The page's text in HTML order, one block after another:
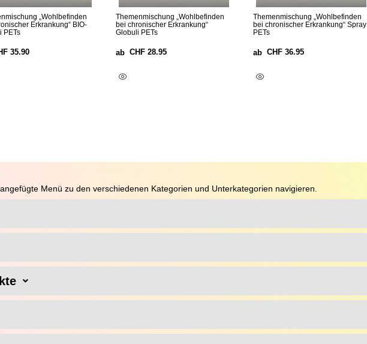
„Wohlbefinden
Erkrankung“ BIO-
PETs
35.90
Themenmischung „Wohlbefinden
bei chronischer Erkrankung“
Globuli PETs
ab CHF 28.95
Themenmischung „Wohlbefinden
bei chronischer Erkrankung“ Spray
PETs
ab CHF 36.95
Menü zu den verschiedenen Kategorien und Unterkategorien navigieren.